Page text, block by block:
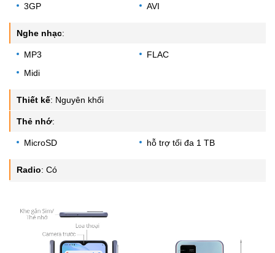
3GP AVI
Nghe nhạc:
MP3
FLAC
Midi
Thiết kế: Nguyên khối
Thẻ nhớ:
MicroSD hỗ trợ tối đa 1 TB
Radio: Có